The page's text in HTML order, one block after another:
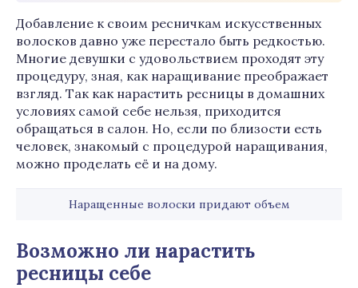
Добавление к своим ресничкам искусственных
волосков давно уже перестало быть редкостью.
Многие девушки с удовольствием проходят эту
процедуру, зная, как наращивание преображает
взгляд. Так как нарастить ресницы в домашних
условиях самой себе нельзя, приходится
обращаться в салон. Но, если по близости есть
человек, знакомый с процедурой наращивания,
можно проделать её и на дому.
Наращенные волоски придают объем
Возможно ли нарастить
ресницы себе